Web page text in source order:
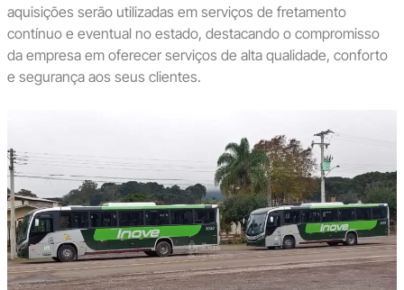
aquisições serão utilizadas em serviços de fretamento
contínuo e eventual no estado, destacando o compromisso
da empresa em oferecer serviços de alta qualidade, conforto
e segurança aos seus clientes.